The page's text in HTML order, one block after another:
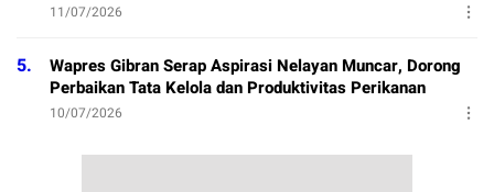
11/07/2026
5.
Wapres Gibran Serap Aspirasi Nelayan Muncar, Dorong
Perbaikan Tata Kelola dan Produktivitas Perikanan
10/07/2026